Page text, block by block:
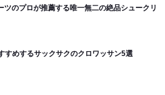
ツのプロが推薦する唯一無二の絶品シュークリ
すめするサックサクのクロワッサン5選